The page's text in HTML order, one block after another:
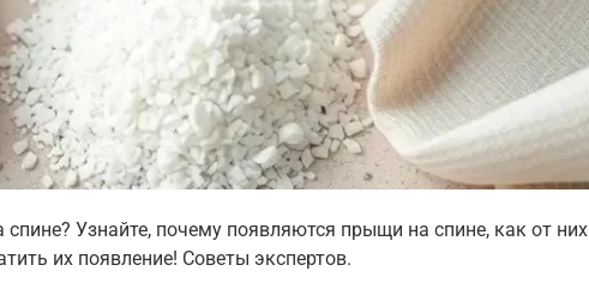
Узнайте, почему появляются прыщи на спине, как от них
их появление! Советы экспертов.